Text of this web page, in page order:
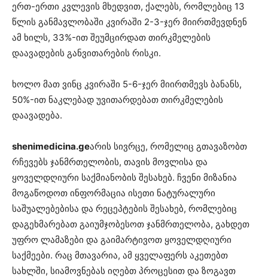
ერთ-ერთი კვლევის მხედვით, ქალებს, რომლებიც 13
წლის განმავლობაში კვირაში 2-3-ჯერ მიირთმევდნენ
ამ ხილს, 33%-ით შეუმცირდათ თირკმელების
დაავადების განვითარების რისკი.
ხოლო მათ ვინც კვირაში 5-6-ჯერ მიირთმევს ბანანს,
50%-ით ნაკლებად უვითარდებათ თირკმელების
დაავადება.
shenimedicina.geარის სივრცე, რომელიც გთავაზობთ
რჩევებს ჯანმრთელობის, თავის მოვლისა და
ყოველდღიური საქმიანობის შესახებ. ჩვენი მიზანია
მოგაწოდოთ ინფორმაცია ისეთი ნატურალური
საშუალებებისა და რეცეპტების შესახებ, რომლებიც
დაგეხმარებათ გაიუმჯობესოთ ჯანმრთელობა, გახდეთ
უფრო ლამაზები და გაიმარტივოთ ყოველდღიური
საქმეები. რაც მთავარია, ამ ყველაფერს აკეთებთ
სახლში, სიამოვნებას იღებთ პროცესით და ზოგავთ